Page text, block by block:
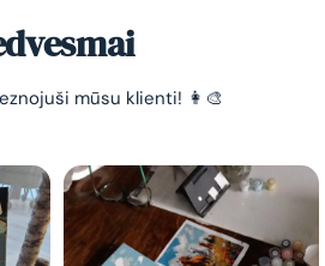
mūsu klienti! 👩‍🎨